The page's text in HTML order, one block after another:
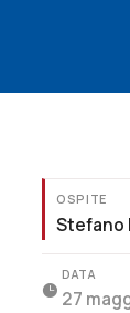
OSPITE
Stefano

DATA
27